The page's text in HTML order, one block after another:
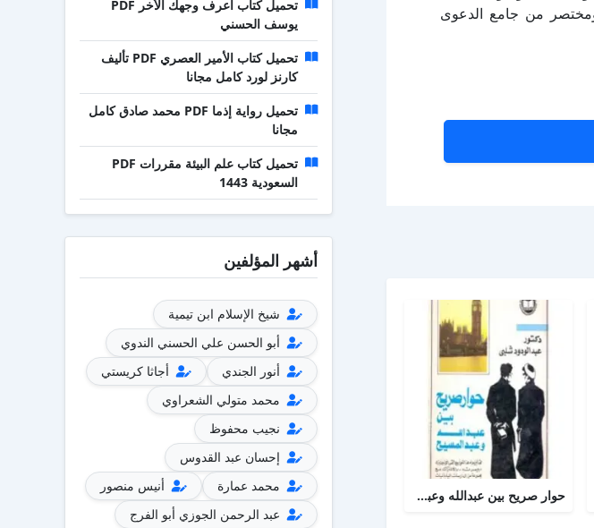
ومختصر من جامع الدعوى
حوار صريح بين عبدالله وعبدالمسيح
تحميل كتاب اعرف وجهك الأخر PDF
يوسف الحسني
تحميل كتاب الأمير العصري PDF تأليف
كارنز لورد كامل مجانا
تحميل رواية إذما PDF محمد صادق كامل
مجانا
تحميل كتاب علم البيئة مقررات PDF
السعودية 1443
أشهر المؤلفين
شيخ الإسلام ابن تيمية
أبو الحسن علي الحسني الندوي
أنور الجندي
أجاثا كريستي
محمد متولي الشعراوي
نجيب محفوظ
إحسان عبد القدوس
محمد عمارة
أنيس منصور
عبد الرحمن الجوزي أبو الفرج